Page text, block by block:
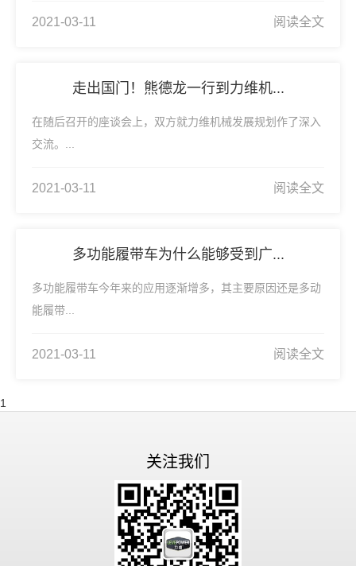
2021-03-11 阅读全文
走出国门！熊德龙一行到力维机...
在随后召开的座谈会上，双方就力维机械发展规划作了深入
交流。...
2021-03-11 阅读全文
多功能履带车为什么能够受到广...
多功能履带车今年来的应用逐渐增多，其主要原因还是多动
能履带...
2021-03-11 阅读全文
1
关注我们